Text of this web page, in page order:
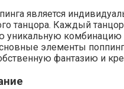
является
танцора. Каждый
уникальную
элементы
фантазию и